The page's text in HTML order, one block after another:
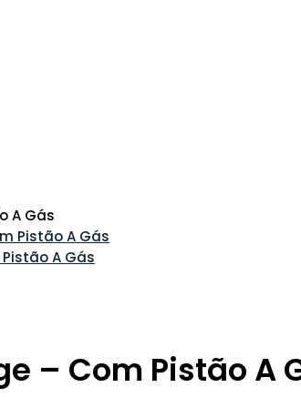
A Gás
A Gás
– Com Pistão A